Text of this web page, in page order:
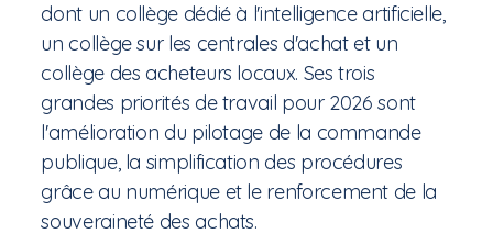
dont un collège dédié à l'intelligence artificielle,
un collège sur les centrales d'achat et un
collège des acheteurs locaux. Ses trois
grandes priorités de travail pour 2026 sont
l'amélioration du pilotage de la commande
publique, la simplification des procédures
grâce au numérique et le renforcement de la
souveraineté des achats.